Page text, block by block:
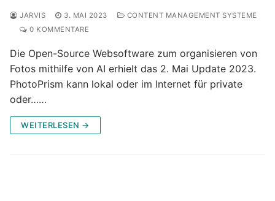
JARVIS 3. MAI 2023
CONTENT MANAGEMENT SYSTEME
0 KOMMENTARE
Die Open-Source Websoftware zum organisieren von
Fotos mithilfe von AI erhielt das 2. Mai Update 2023.
PhotoPrism kann lokal oder im Internet für private
oder……
WEITERLESEN →